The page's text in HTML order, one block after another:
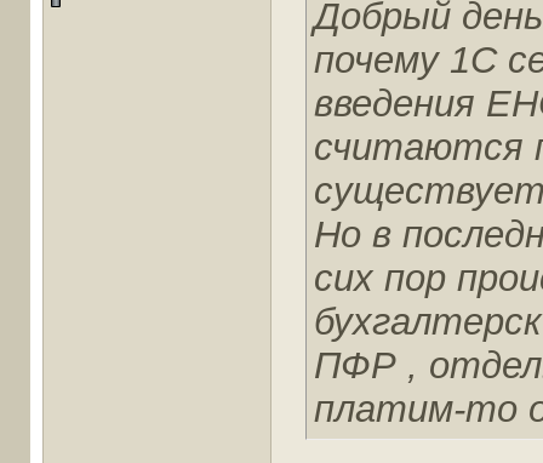
Добрый
почему 1С
введения
считаются
существует
Но в
сих пор
ПФР ,
платим-то